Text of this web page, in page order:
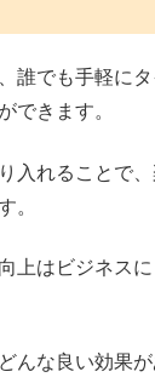
誰でも手軽に
できます。
入れることで
。
上はビジネス
んな良い効果